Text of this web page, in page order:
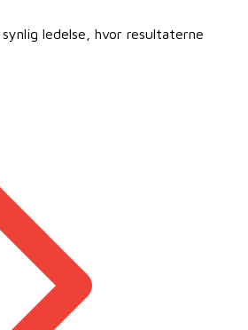
ledelse, hvor resultaterne